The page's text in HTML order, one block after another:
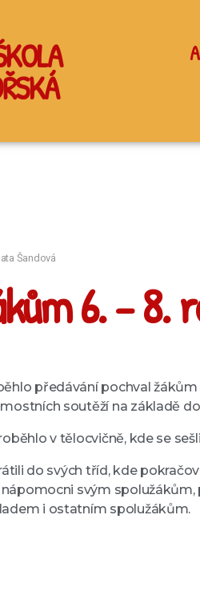
Šandová
6. – 8.
předávání pochval
soutěží na základě
v tělocvičně, kde se
do svých tříd, kde
svým
i ostatním spolužákům.